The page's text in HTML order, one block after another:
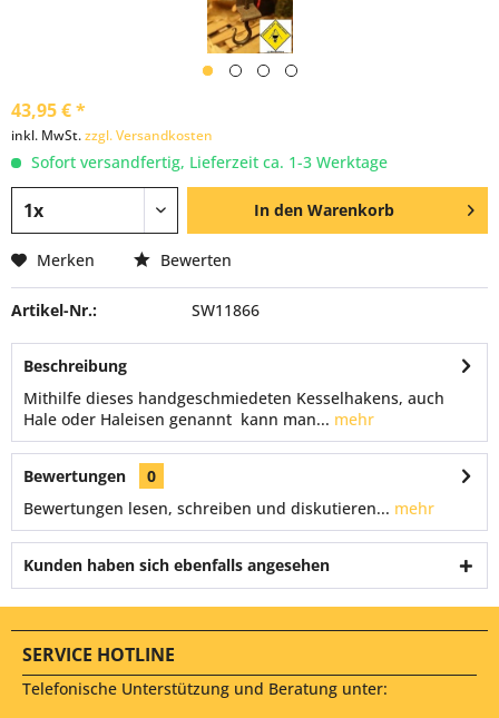
43,95 € *
inkl. MwSt.zzgl. Versandkosten
Sofort versandfertig, Lieferzeit ca. 1-3 Werktage
In den Warenkorb
Merken Bewerten
Artikel-Nr.: SW11866
Beschreibung
Mithilfe dieses handgeschmiedeten Kesselhakens, auch
Hale oder Haleisen genannt kann man... mehr
Bewertungen
0
Bewertungen lesen, schreiben und diskutieren... mehr
Kunden haben sich ebenfalls angesehen
SERVICE HOTLINE
Telefonische Unterstützung und Beratung unter: